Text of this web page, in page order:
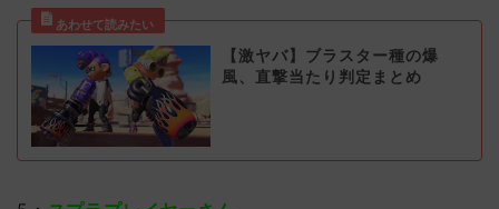
【激ヤバ】ブラスター種の爆
風、直撃当たり判定まとめ